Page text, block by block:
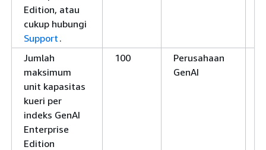
Edition, atau
cukup hubungi
Support .
Jumlah
maksimum
unit kapasitas
kueri per
indeks GenAI
Enterprise
Edition
100
Perusahaan
GenAI